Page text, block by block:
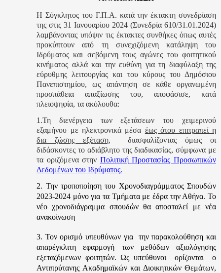
Η Σύγκλητος του Γ.Π.Α. κατά την έκτακτη συνεδρίαση
της στις 31 Ιανουαρίου 2024 (Συνεδρία 610/31.01.2024)
λαμβάνοντας υπόψιν τις έκτακτες συνθήκες όπως αυτές
προκύπτουν από τη συνεχιζόμενη κατάληψη του
Ιδρύματος και σεβόμενη τους αγώνες του φοιτητικού
κινήματος αλλά και την ευθύνη για τη διαφύλαξη της
εύρυθμης λειτουργίας και του κύρους του Δημόσιου
Πανεπιστημίου, ως απάντηση σε κάθε οργανωμένη
προσπάθεια απαξίωσης του, αποφάσισε, κατά
πλειοψηφία, τα ακόλουθα:
1.Τη διενέργεια των εξετάσεων του χειμερινού
εξαμήνου με ηλεκτρονικά μέσα έως ότου επιτραπεί η
δια ζώσης εξέταση, διασφαλίζοντας όμως οι
διδάσκοντες το αδιάβλητο της διαδικασίας, σύμφωνα με
τα οριζόμενα στην ΠολιτικήΠροστασίας Προσωπικών
Δεδομένων του Ιδρύματος.
2. Την τροποποίηση του Χρονοδιαγράμματος Σπουδών
2023-2024 μόνο για τα Τμήματα με έδρα την Αθήνα. Το
νέο χρονοδιάγραμμα σπουδών θα αποσταλεί με νέα
ανακοίνωση
3. Τον ορισμό υπευθύνων για την παρακολούθηση και
απαρέγκλιτη εφαρμογή των μεθόδων αξιολόγησης
εξεταζόμενων φοιτητών. Ως υπεύθυνοι ορίζονται ο
Αντιπρύτανης Ακαδημαϊκών και Διοικητικών Θεμάτων,